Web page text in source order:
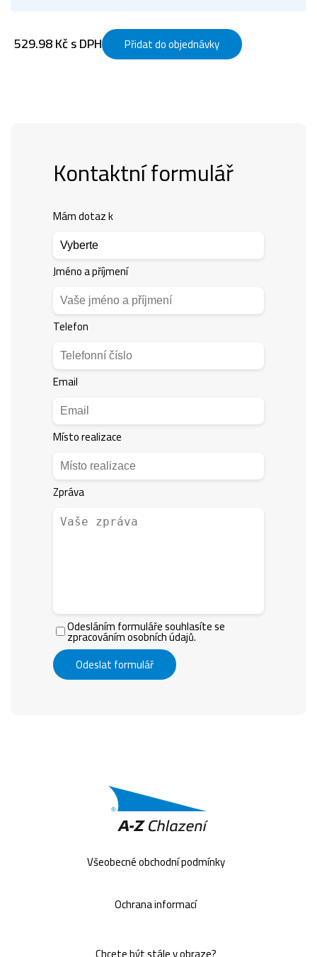
529.98 Kč s DPH Přidat do objednávky
Kontaktní formulář
Mám dotaz k
Jméno a příjmení
Telefon
Email
Místo realizace
Zpráva
Odesláním formuláře souhlasíte se
zpracováním osobních údajů.
Odeslat formulář
Všeobecné obchodní podmínky
Ochrana informací